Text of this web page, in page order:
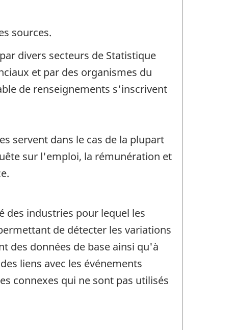
sources.
divers secteurs de Statistique
et par des organismes du
de renseignements s'inscrivent
servent dans le cas de la plupart
sur l'emploi, la rémunération et
des industries pour lequel les
de détecter les variations
des données de base ainsi qu'à
liens avec les événements
connexes qui ne sont pas utilisés